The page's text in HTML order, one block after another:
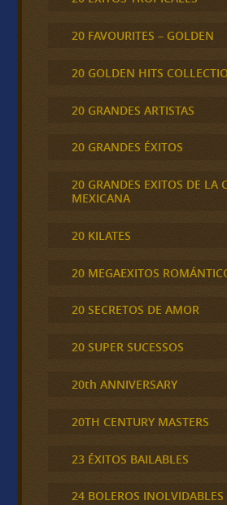
20 FAVOURITES – GOLDEN
20 GOLDEN HITS
20 GRANDES ARTISTAS
20 GRANDES ÉXITOS
20 GRANDES EXITOS DE LA
MEXICANA
20 KILATES
20 MEGAEXITOS
20 SECRETOS DE AMOR
20 SUPER SUCESSOS
20th ANNIVERSARY
20TH CENTURY MASTERS
23 ÉXITOS BAILABLES
24 BOLEROS INOLVIDABLES